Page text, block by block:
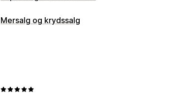
Kurvvisning
Mersalg
Mersalg og krydssalg